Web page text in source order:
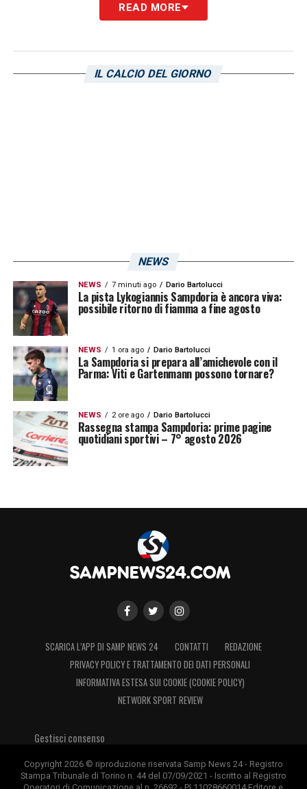
Le sue statistiche mostrano anche un
dell’83% e una presenza costante nel
Il periodo di recupero sarà fondamentale per
permettere a Conti di ritrovare continuità e
condizione atletica, con l’obiettivo di essere
nuovamente a disposizione della Sampdoria
nel finale di stagione o nel prossimo ciclo
competitivo, consolidando il ruolo già
LA PLAYLIST DELLE NOSTRE TOP NEWS
READ MORE
IL CALCIO DEL GIORNO
NEWS
NEWS 7 minuti ago Dario Bartolucci
La pista Lykogiannis Sampdoria è ancora viva:
possibile ritorno di fiamma a fine agosto
NEWS 1 ora ago Dario Bartolucci
La Sampdoria si prepara all’amichevole con il
Parma: Viti e Gartenmann possono tornare?
NEWS 2 ore ago Dario Bartolucci
Rassegna stampa Sampdoria: prime pagine
quotidiani sportivi – 7° agosto 2026
SCARICA L’APP DI SAMP NEWS 24 CONTATTI
REDAZIONE
PRIVACY POLICY E TRATTAMENTO DEI DATI PERSONALI
INFORMATIVA ESTESA SUI COOKIE (COOKIE POLICY)
NETWORK SPORT REVIEW
Gestisci consenso
Copyright 2026 © riproduzione riservata Samp News 24 - Registro
Stampa Tribunale di Torino n. 44 del 07/09/2021 - Iscritto al Registro